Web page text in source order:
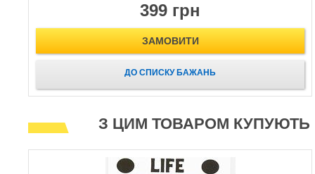
399 грн
ЗАМОВИТИ
ДО СПИСКУ БАЖАНЬ
З ЦИМ ТОВАРОМ КУПУЮТЬ